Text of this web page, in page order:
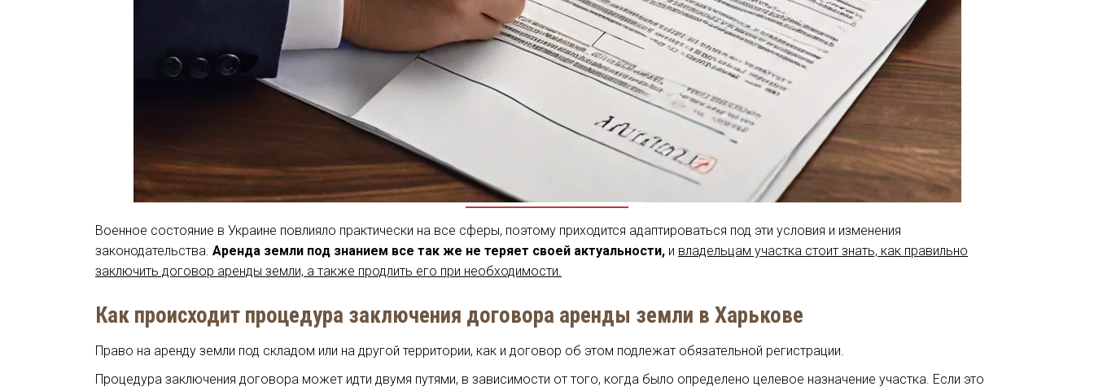
Военное состояние в Украине повлияло практически на все сферы, поэтому приходится адаптироваться под эти условия и изменения
законодательства. Аренда земли под знанием все так же не теряет своей актуальности, и владельцам участка стоит знать, как правильно
заключить договор аренды земли, а также продлить его при необходимости.
Как происходит процедура заключения договора аренды земли в Харькове
Право на аренду земли под складом или на другой территории, как и договор об этом подлежат обязательной регистрации.
Процедура заключения договора может идти двумя путями, в зависимости от того, когда было определено целевое назначение участка. Если это